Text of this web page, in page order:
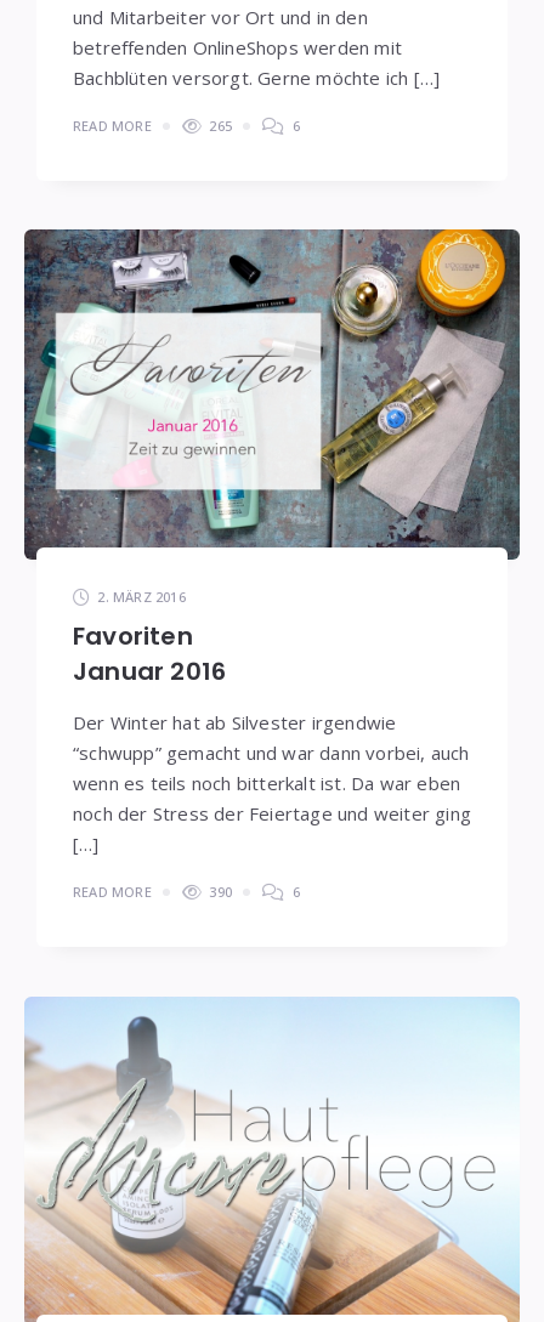
und Mitarbeiter vor Ort und in den
betreffenden OnlineShops werden mit
Bachblüten versorgt. Gerne möchte ich […]
READ MORE 265 6
2. MÄRZ 2016
Favoriten
Januar 2016
Der Winter hat ab Silvester irgendwie
“schwupp” gemacht und war dann vorbei, auch
wenn es teils noch bitterkalt ist. Da war eben
noch der Stress der Feiertage und weiter ging
[…]
READ MORE 390 6